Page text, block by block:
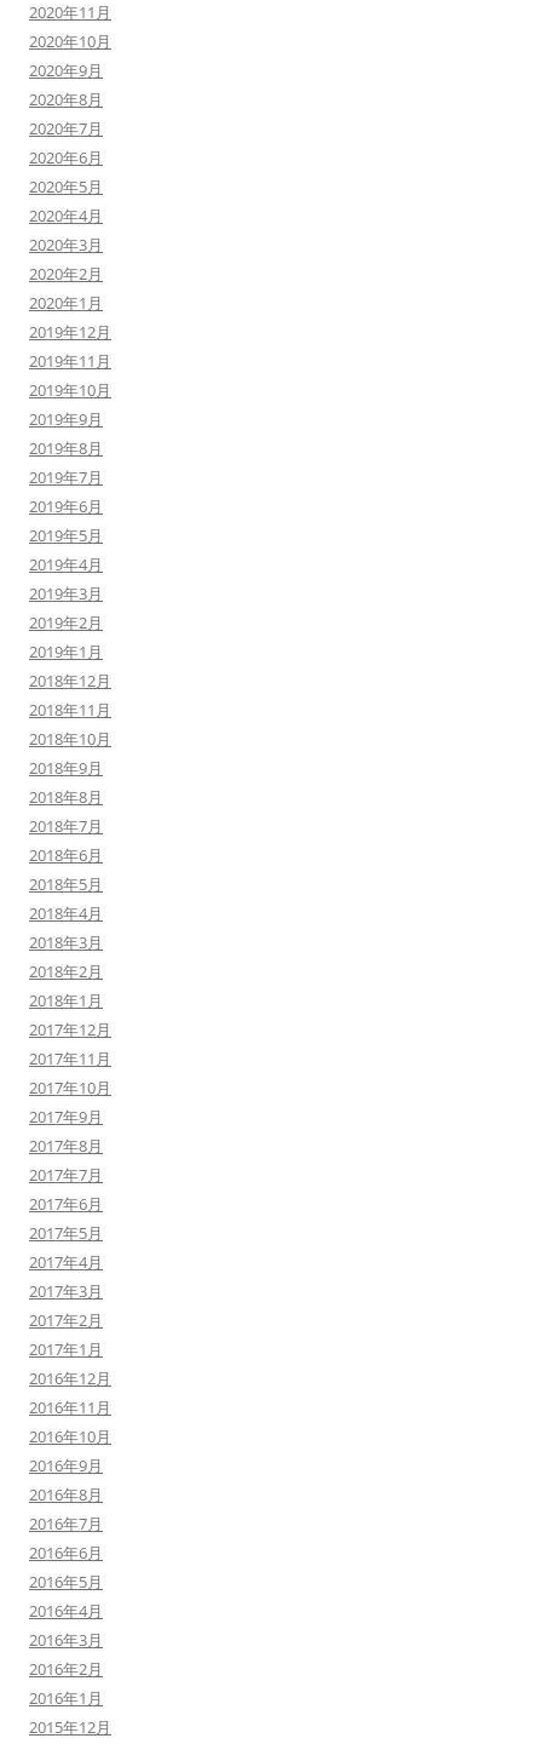
2020年11月
2020年10月
2020年9月
2020年8月
2020年7月
2020年6月
2020年5月
2020年4月
2020年3月
2020年2月
2020年1月
2019年12月
2019年11月
2019年10月
2019年9月
2019年8月
2019年7月
2019年6月
2019年5月
2019年4月
2019年3月
2019年2月
2019年1月
2018年12月
2018年11月
2018年10月
2018年9月
2018年8月
2018年7月
2018年6月
2018年5月
2018年4月
2018年3月
2018年2月
2018年1月
2017年12月
2017年11月
2017年10月
2017年9月
2017年8月
2017年7月
2017年6月
2017年5月
2017年4月
2017年3月
2017年2月
2017年1月
2016年12月
2016年11月
2016年10月
2016年9月
2016年8月
2016年7月
2016年6月
2016年5月
2016年4月
2016年3月
2016年2月
2016年1月
2015年12月